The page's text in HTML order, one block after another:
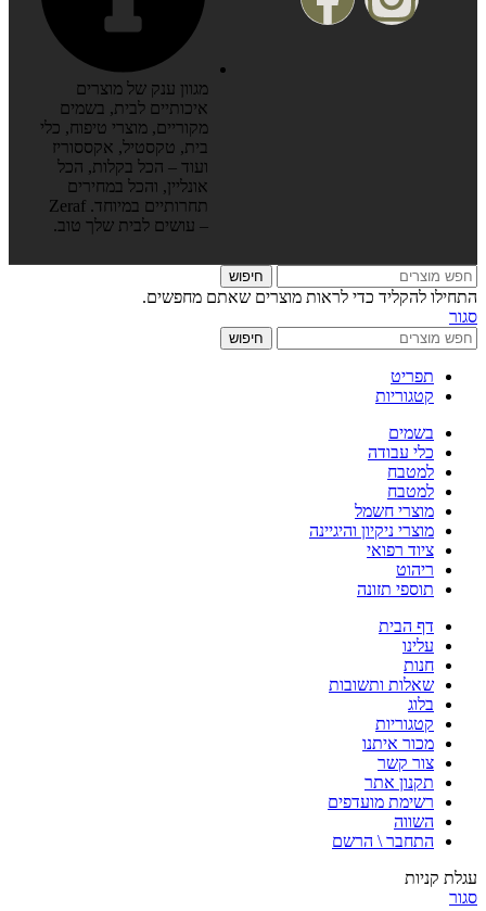
מגוון ענק של מוצרים
איכותיים לבית, בשמים
מקוריים, מוצרי טיפוח, כלי
בית, טקסטיל, אקססוריז
ועוד – הכל בקלות, הכל
אונליין, והכל במחירים
תחרותיים במיוחד. Zeraf
– עושים לבית שלך טוב.
חיפוש
התחילו להקליד כדי לראות מוצרים שאתם מחפשים.
סגור
חיפוש
תפריט
קטגוריות
בשמים
כלי עבודה
למטבח
למטבח
מוצרי חשמל
מוצרי ניקיון והיגיינה
ציוד רפואי
ריהוט
תוספי תזונה
דף הבית
עלינו
חנות
שאלות ותשובות
בלוג
קטגוריות
מכור איתנו
צור קשר
תקנון אתר
רשימת מועדפים
השווה
התחבר \ הרשם
עגלת קניות
סגור